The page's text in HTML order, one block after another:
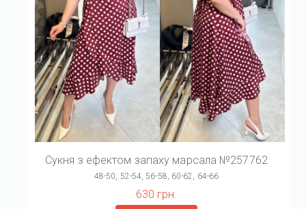
Сукня з ефектом запаху марсала №257762
48-50, 52-54, 56-58, 60-62, 64-66
630 грн.